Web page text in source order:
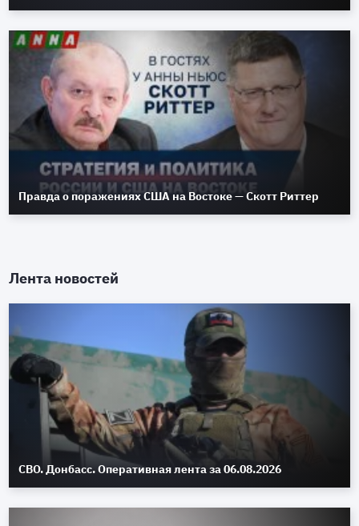
Правда о поражениях США на Востоке — Скотт Риттер
Лента новостей
СВО. Донбасс. Оперативная лента за 06.08.2026